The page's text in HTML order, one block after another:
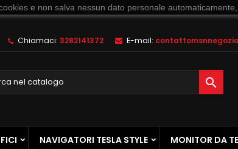
Chiamaci: 3282141372 E-mail:

NAVIGATORI TESLA STYLE MONITOR DA
e non salva nessun dato personale